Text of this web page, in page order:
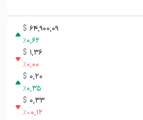
64,900,09
$
%0,62
1,36
$
%0,00
0,20
$
%0,35
0,33
$
%-0,12